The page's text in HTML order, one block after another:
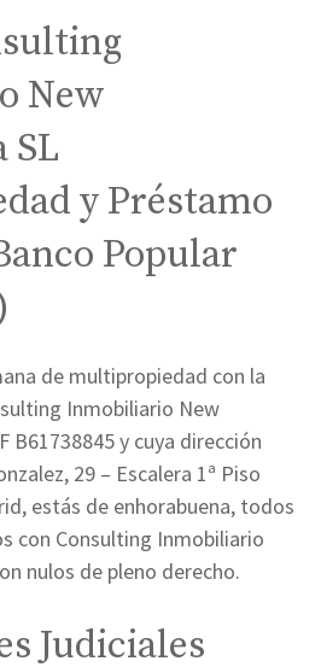
New
SL
y Préstamo
Popular
de multipropiedad con la
Inmobiliario New
B61738845 y cuya dirección
29 – Escalera 1ª Piso
estás de enhorabuena, todos
con Consulting Inmobiliario
nulos de pleno derecho.
Judiciales